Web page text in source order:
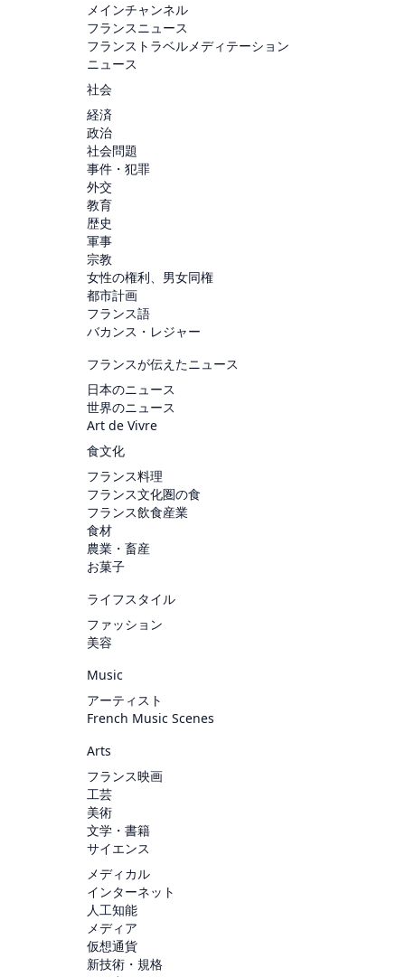
メインチャンネル
フランスニュース
フランストラベルメディテーション
ニュース
社会
経済
政治
社会問題
事件・犯罪
外交
教育
歴史
軍事
宗教
女性の権利、男女同権
都市計画
フランス語
バカンス・レジャー
フランスが伝えたニュース
日本のニュース
世界のニュース
Art de Vivre
食文化
フランス料理
フランス文化圏の食
フランス飲食産業
食材
農業・畜産
お菓子
ライフスタイル
ファッション
美容
Music
アーティスト
French Music Scenes
Arts
フランス映画
工芸
美術
文学・書籍
サイエンス
メディカル
インターネット
人工知能
メディア
仮想通貨
新技術・規格